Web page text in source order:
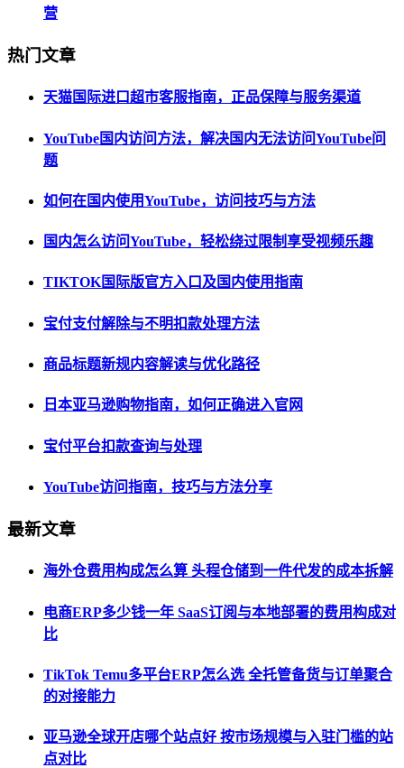
营
热门文章
天猫国际进口超市客服指南，正品保障与服务渠道
YouTube国内访问方法，解决国内无法访问YouTube问
题
如何在国内使用YouTube，访问技巧与方法
国内怎么访问YouTube，轻松绕过限制享受视频乐趣
TIKTOK国际版官方入口及国内使用指南
宝付支付解除与不明扣款处理方法
商品标题新规内容解读与优化路径
日本亚马逊购物指南，如何正确进入官网
宝付平台扣款查询与处理
YouTube访问指南，技巧与方法分享
最新文章
海外仓费用构成怎么算 头程仓储到一件代发的成本拆解
电商ERP多少钱一年 SaaS订阅与本地部署的费用构成对
比
TikTok Temu多平台ERP怎么选 全托管备货与订单聚合
的对接能力
亚马逊全球开店哪个站点好 按市场规模与入驻门槛的站
点对比